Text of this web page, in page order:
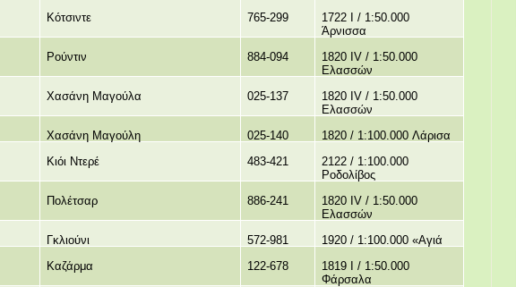
Κότσιντε 765-299
1722 I / 1:50.000
Άρνισσα
Ρούντιν 884-094
1820 IV / 1:50.000
Ελασσών
Χασάνη Μαγούλα 025-137
1820 IV / 1:50.000
Ελασσών
Χασάνη Μαγούλη 025-140
1820 / 1:100.000 Λάρισα
Κιόι Ντερέ 483-421
2122 / 1:100.000
Ροδολίβος
Πολέτσαρ 886-241
1820 IV / 1:50.000
Ελασσών
Γκλιούνι 572-981
1920 / 1:100.000 «Αγιά
Καζάρμα 122-678
1819 I / 1:50.000
Φάρσαλα